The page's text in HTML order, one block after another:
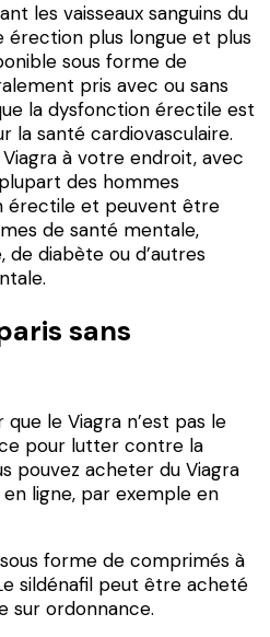
les vaisseaux sanguins du
érection plus longue et plus
sous forme de
pris avec ou sans
la dysfonction érectile est
la santé cardiovasculaire.
à votre endroit, avec
des hommes
érectile et peuvent être
de santé mentale,
de diabète ou d’autres
sans
le Viagra n’est pas le
pour lutter contre la
pouvez acheter du Viagra
ligne, par exemple en
forme de comprimés à
sildénafil peut être acheté
sur ordonnance.